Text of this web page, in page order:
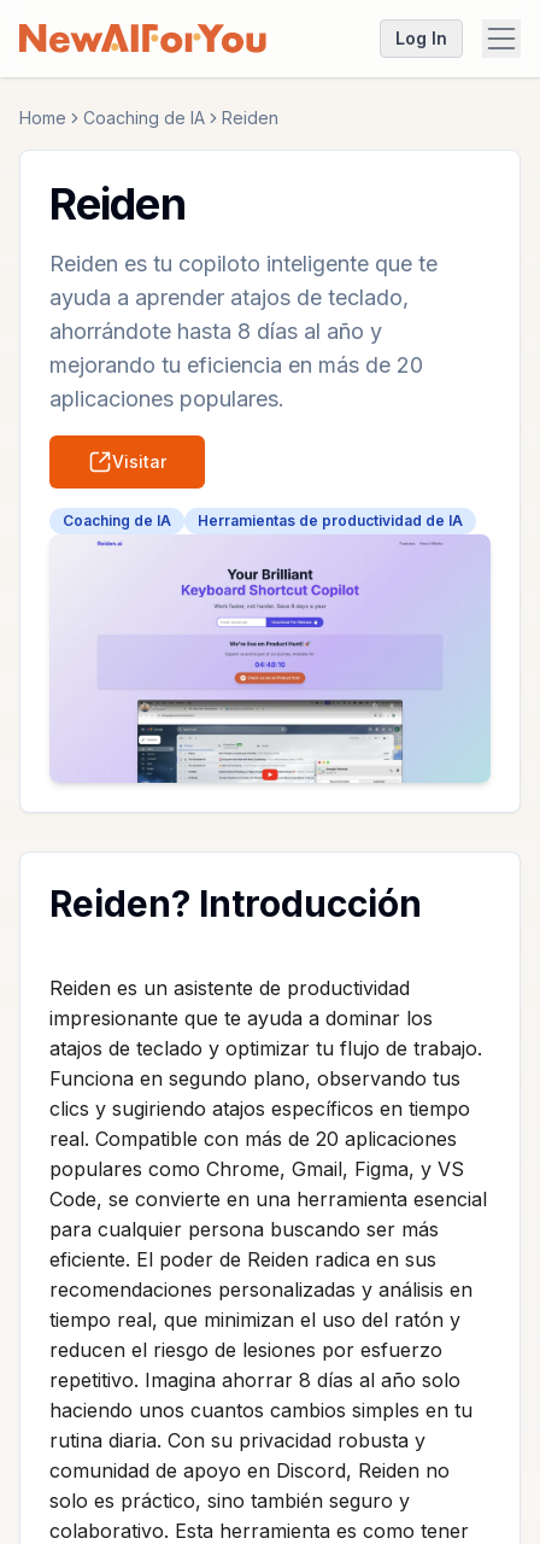
Log In
Home Coaching de IA Reiden
Reiden
Reiden es tu copiloto inteligente que te
ayuda a aprender atajos de teclado,
ahorrándote hasta 8 días al año y
mejorando tu eficiencia en más de 20
aplicaciones populares.
Visitar
Coaching de IA Herramientas de productividad de IA
Reiden? Introducción
Reiden es un asistente de productividad
impresionante que te ayuda a dominar los
atajos de teclado y optimizar tu flujo de trabajo.
Funciona en segundo plano, observando tus
clics y sugiriendo atajos específicos en tiempo
real. Compatible con más de 20 aplicaciones
populares como Chrome, Gmail, Figma, y VS
Code, se convierte en una herramienta esencial
para cualquier persona buscando ser más
eficiente. El poder de Reiden radica en sus
recomendaciones personalizadas y análisis en
tiempo real, que minimizan el uso del ratón y
reducen el riesgo de lesiones por esfuerzo
repetitivo. Imagina ahorrar 8 días al año solo
haciendo unos cuantos cambios simples en tu
rutina diaria. Con su privacidad robusta y
comunidad de apoyo en Discord, Reiden no
solo es práctico, sino también seguro y
colaborativo. Esta herramienta es como tener